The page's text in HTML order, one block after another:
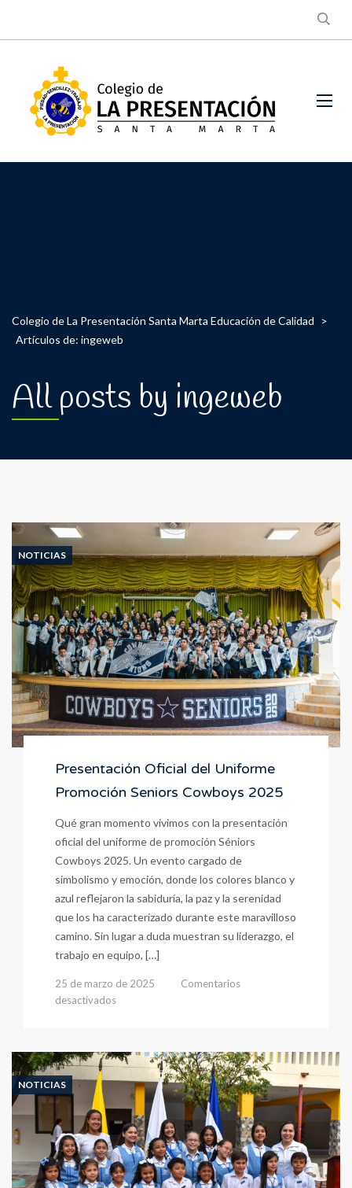
Colegio de La Presentación Santa Marta Educación de Calidad
>
Artículos de: ingeweb
All posts by ingeweb
NOTICIAS
Presentación Oficial del Uniforme
Promoción Seniors Cowboys 2025
Qué gran momento vivimos con la presentación
oficial del uniforme de promoción Séniors
Cowboys 2025. Un evento cargado de
simbolismo y emoción, donde los colores blanco y
azul reflejaron la sabiduría, la paz y la serenidad
que los ha caracterizado durante este maravilloso
camino. Sin lugar a duda muestran su liderazgo, el
trabajo en equipo, […]
25 de marzo de 2025
Comentarios
desactivados
Uniforme
Promoción
Seniors
Cowboys
2025
NOTICIAS